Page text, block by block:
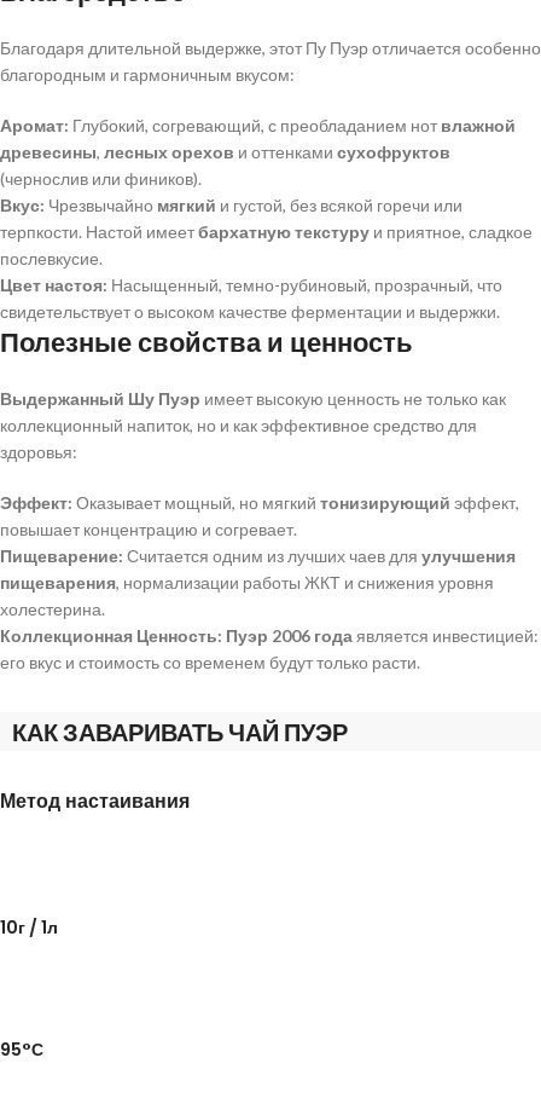
Благодаря длительной выдержке, этот Пу Пуэр отличается особенно
благородным и гармоничным вкусом:
Аромат: Глубокий, согревающий, с преобладанием нот влажной
древесины, лесных орехов и оттенками сухофруктов
(чернослив или фиников).
Вкус: Чрезвычайно мягкий и густой, без всякой горечи или
терпкости. Настой имеетбархатную текстуру и приятное, сладкое
послевкусие.
Цвет настоя: Насыщенный, темно-рубиновый, прозрачный, что
свидетельствует о высоком качестве ферментации и выдержки.
Полезные свойства и ценность
Выдержанный Шу Пуэр имеет высокую ценность не только как
коллекционный напиток, но и как эффективное средство для
здоровья:
Эффект: Оказывает мощный, но мягкий тонизирующий эффект,
повышает концентрацию и согревает.
Пищеварение: Считается одним из лучших чаев для улучшения
пищеварения, нормализации работы ЖКТ и снижения уровня
холестерина.
Коллекционная Ценность: Пуэр 2006 годаявляется инвестицией:
его вкус и стоимость со временем будут только расти.
КАК ЗАВАРИВАТЬ ЧАЙ ПУЭР
Метод настаивания
10г / 1л
95°С